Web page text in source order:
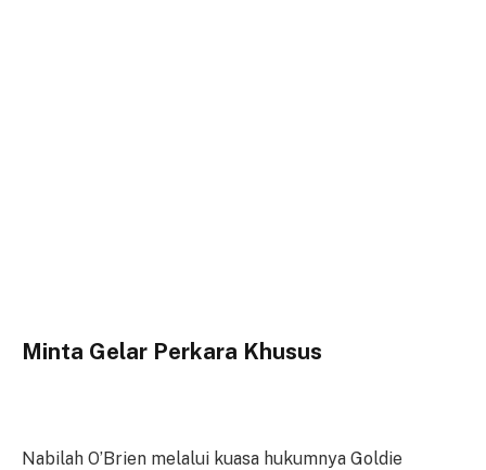
Minta Gelar Perkara Khusus
Nabilah O’Brien melalui kuasa hukumnya Goldie